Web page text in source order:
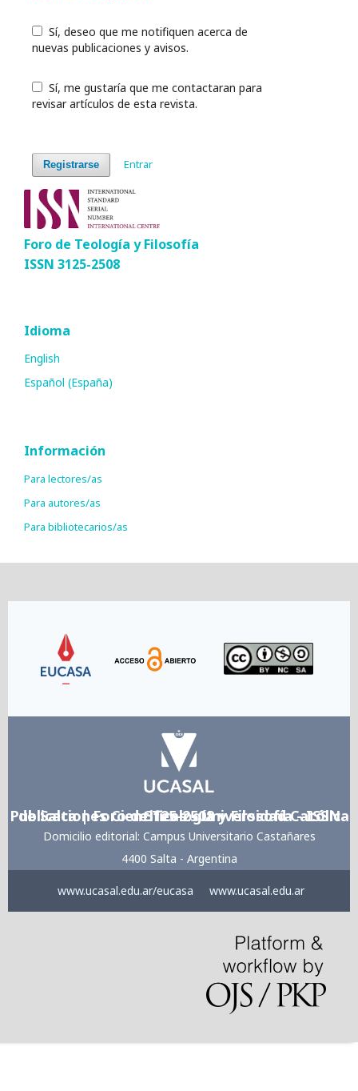
nuevas publicaciones y avisos.
revisar artículos de esta revista.
Registrarse Entrar
Foro de Teología y Filosofía
ISSN 3125-2508
Idioma
English
Español (España)
Información
Para lectores/as
Para autores/as
Para bibliotecarios/as
Link
Publicaciones Cientificas - Universidad Católica de Salta | Foro de Teología y Filosofía - ISSN 3125-2508
Domicilio editorial: Campus Universitario Castañares
4400 Salta - Argentina
www.ucasal.edu.ar/eucasa www.ucasal.edu.ar